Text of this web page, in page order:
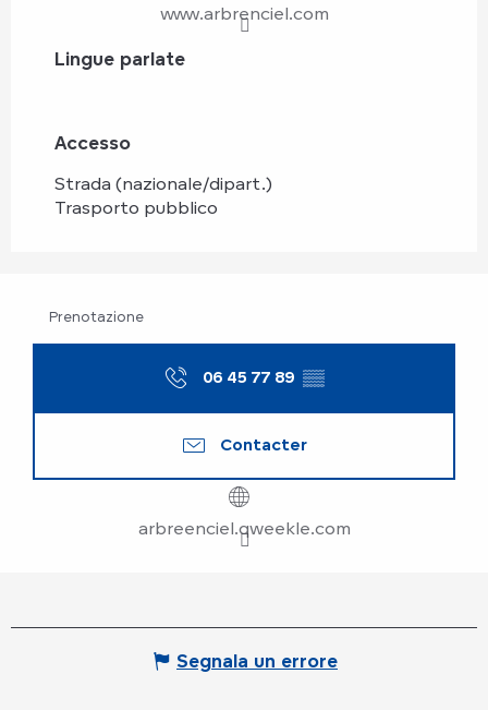
www.arbrenciel.com
Lingue parlate
Lingue parlate
Accesso
Accesso
Strada (nazionale/dipart.)
Trasporto pubblico
Prenotazione
06 45 77 89 ▒▒
Contacter
arbreenciel.qweekle.com
Segnala un errore